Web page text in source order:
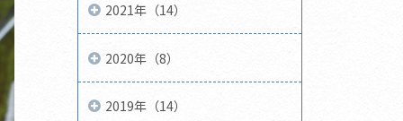
2021年（14）
2020年（8）
2019年（14）